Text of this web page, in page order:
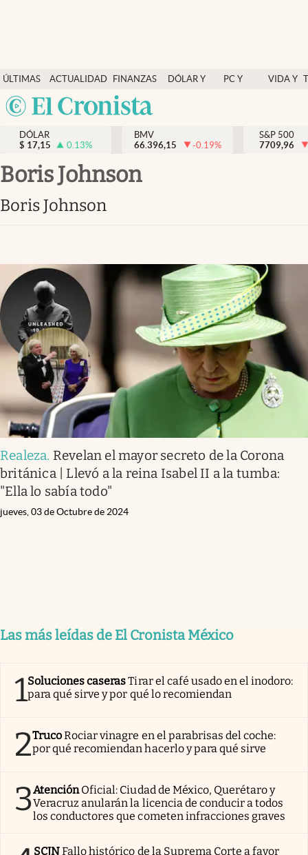
ÚLTIMAS
NOTICIAS
ACTUALIDAD
FINANZAS
Y
ECONOMÍA
DÓLAR Y
PC Y
VIDA Y
México
Actualidad
Finanzas y economía
Dólar y mercados
Opinión
Brand Strategy
Vida y estilo
Tv
Clima
Espiritualidad
Mediakit
abre en nueva pestaña
México
DÓLAR
$ 17,15 0.13%
BMV
66.396,15
-0.19%
S&P 500
7709,96
Boris Johnson
Boris Johnson
Realeza. Revelan el mayor secreto de la Corona
británica | Llevó a la reina Isabel II a la tumba:
"Ella lo sabía todo"
jueves, 03 de Octubre de 2024
Las más leídas de El Cronista México
1Soluciones caserasTirar el café usado en el inodoro:
para qué sirve y por qué lo recomiendan
2TrucoRociar vinagre en el parabrisas del coche:
por qué recomiendan hacerlo y para qué sirve
3AtenciónOficial: Ciudad de México, Querétaro y
Veracruz anularán la licencia de conducir a todos
los conductores que cometen infracciones graves
SCJNFallo histórico de la Suprema Corte a favor